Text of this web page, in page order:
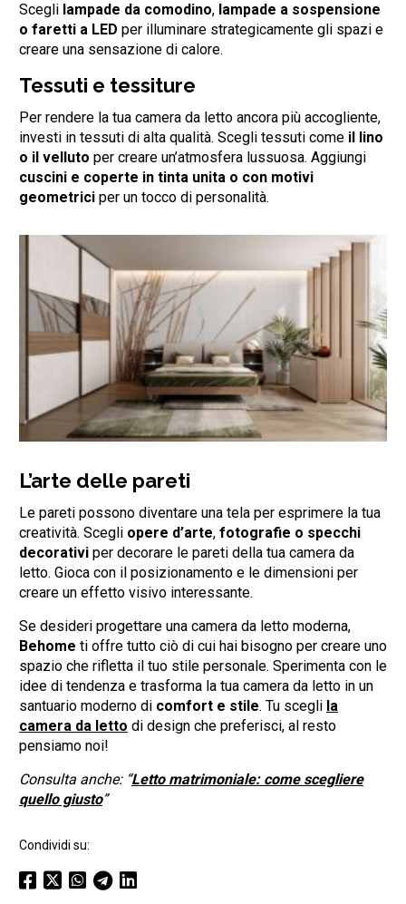
Scegli lampade da comodino, lampade a sospensione
o faretti a LED per illuminare strategicamente gli spazi e
creare una sensazione di calore.
Tessuti e tessiture
Per rendere la tua camera da letto ancora più accogliente,
investi in tessuti di alta qualità. Scegli tessuti come il lino
o il velluto per creare un’atmosfera lussuosa. Aggiungi
cuscini e coperte in tinta unita o con motivi
geometriciper un tocco di personalità.
L’arte delle pareti
Le pareti possono diventare una tela per esprimere la tua
creatività. Scegli opere d’arte, fotografie o specchi
decorativiper decorare le pareti della tua camera da
letto. Gioca con il posizionamento e le dimensioni per
creare un effetto visivo interessante.
Se desideri progettare una camera da letto moderna,
Behome ti offre tutto ciò di cui hai bisogno per creare uno
spazio che rifletta il tuo stile personale. Sperimenta con le
idee di tendenza e trasforma la tua camera da letto in un
santuario moderno di comfort e stile. Tu scegli la
camera da letto di design che preferisci, al resto
pensiamo noi!
Consulta anche: “Letto matrimoniale: come scegliere
quello giusto”
Condividi su: